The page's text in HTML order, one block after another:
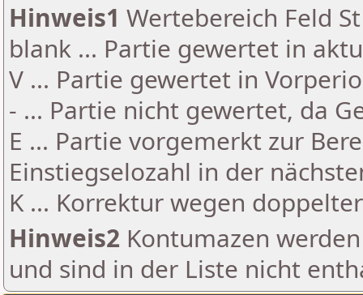
Hinweis1 Wertebereich Feld
blank ... Partie gewertet in
V ... Partie gewertet in
- ... Partie nicht gewertet, da
E ... Partie vorgemerkt zur
Einstiegselozahl in der
K ... Korrektur wegen
Hinweis2 Kontumazen
und sind in der Liste nicht